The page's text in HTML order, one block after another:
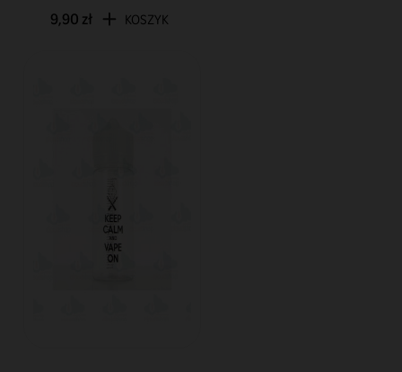
9,90 zł KOSZYK